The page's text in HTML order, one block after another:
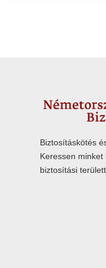
Biztosításkötés
Keressen
biztosítási